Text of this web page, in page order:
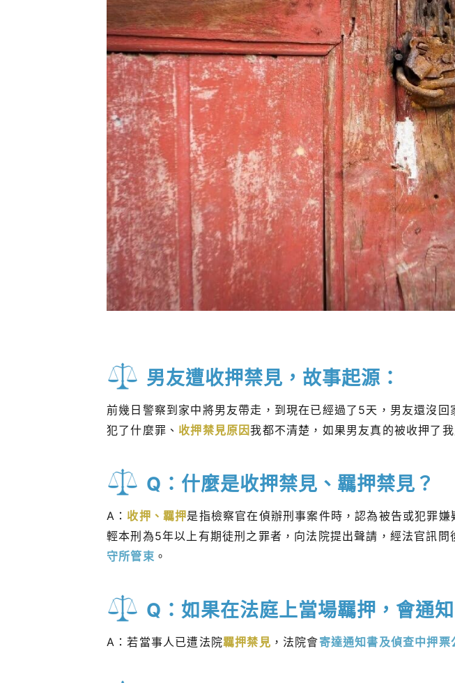
男友遭收押禁見，故事起源：
前幾日警察到家中將男友帶走，到現在已經過了5天，男友還沒
犯了什麼罪、 收押禁見原因我都不清楚，如果男友真的被收押了
Q：什麼是收押禁見、羈押禁見？
A： 收押、羈押是指檢察官在偵辦刑事案件時，認為被告或犯罪
輕本刑為5年以上有期徒刑之罪者，向法院提出聲請，經法官訊
守所管束 。
Q：如果在法庭上當場羈押，會通
A：若當事人已遭法院羈押禁見 ，法院會寄達通知書及偵查中押票